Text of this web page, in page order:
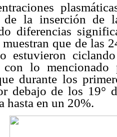
de la inserción de
diferencias
que de las
estuvieron
con lo
durante los
debajo de los 19°
hasta en un 20%.